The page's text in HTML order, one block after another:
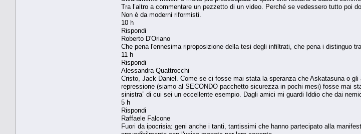
Tra l’altro a commentare un pezzetto di un video. Perché se vedessero tutto poi
Non è da moderni riformisti.
10 h
Rispondi
Roberto D'Oriano
Che pena l'ennesima riproposizione della tesi degli infiltrati, che pena i distinguo
11 h
Rispondi
Alessandra Quattrocchi
Cristo, Jack Daniel. Come se ci fosse mai stata la speranza che Askatasuna o
repressione (siamo al SECONDO pacchetto sicurezza in pochi mesi) fosse mai
sinistra” di cui sei un eccellente esempio. Dagli amici mi guardi Iddio che dai
5 h
Rispondi
Raffaele Falcone
Fuori da ipocrisia: geni anche i tanti, tantissimi che hanno partecipato alla